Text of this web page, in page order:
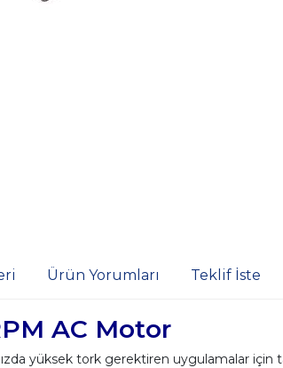
Ürün Yorumları Teklif İste
AC Motor
yüksek tork gerektiren uygulamalar için